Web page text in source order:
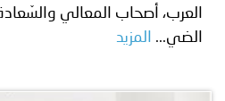
العرب، أصحاب المعالي
الضي...
المزيد